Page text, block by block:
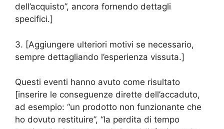
dell’acquisto”, ancora fornendo dettagli
specifici.]
3. [Aggiungere ulteriori motivi se necessario,
sempre dettagliando l’esperienza vissuta.]
Questi eventi hanno avuto come risultato
[inserire le conseguenze dirette dell’accaduto,
ad esempio: “un prodotto non funzionante che
ho dovuto restituire”, “la perdita di tempo